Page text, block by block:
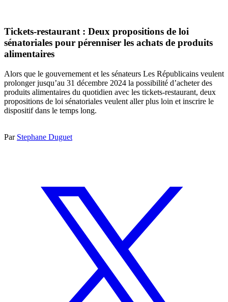
Tickets-restaurant : Deux propositions de loi
sénatoriales pour pérenniser les achats de produits
alimentaires
Alors que le gouvernement et les sénateurs Les Républicains veulent
prolonger jusqu’au 31 décembre 2024 la possibilité d’acheter des
produits alimentaires du quotidien avec les tickets-restaurant, deux
propositions de loi sénatoriales veulent aller plus loin et inscrire le
dispositif dans le temps long.
Par Stephane Duguet